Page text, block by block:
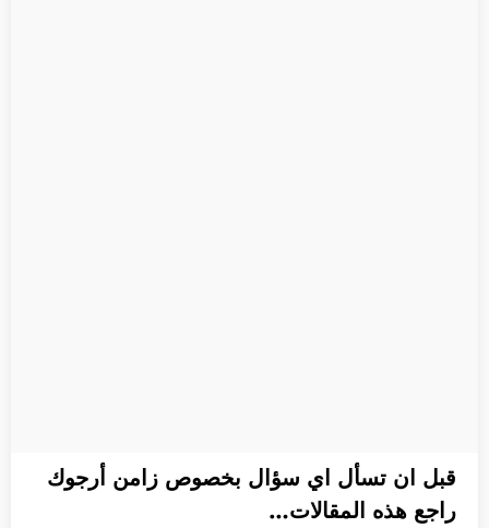
قبل ان تسأل اي سؤال بخصوص زامن أرجوك
راجع هذه المقالات…